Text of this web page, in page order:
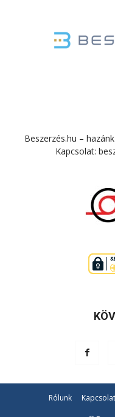
Beszerzés.hu –
Kapcsolat:
Rólunk Kapcsolat